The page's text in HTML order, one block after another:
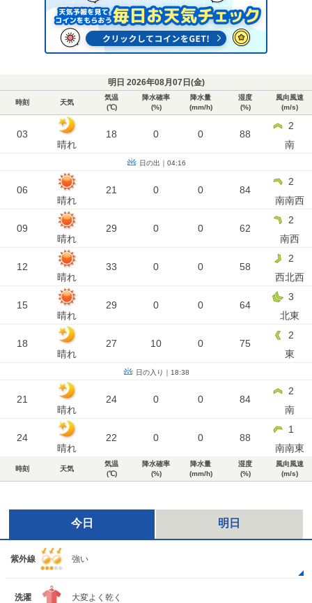
明日 2026年08月07日(金)
時刻 天気
気温
(℃)
降水確率
(%)
降水量
(mm/h)
湿度
(%)
風向風速
(m/s)
03
晴れ
18 0 0 88
2
南
日の出｜04:16
06
晴れ
21 0 0 84
2
南南西
09
晴れ
29 0 0 62
2
南西
12
晴れ
33 0 0 58
2
西北西
15
晴れ
29 0 0 64
3
北東
18
晴れ
27 10 0 75
2
東
日の入り｜18:38
21
晴れ
24 0 0 84
2
南
24
晴れ
22 0 0 88
1
南南東
時刻 天気
気温
(℃)
降水確率
(%)
降水量
(mm/h)
湿度
(%)
風向風速
(m/s)
今日 明日
紫外線 強い
洗濯 大変よく乾く